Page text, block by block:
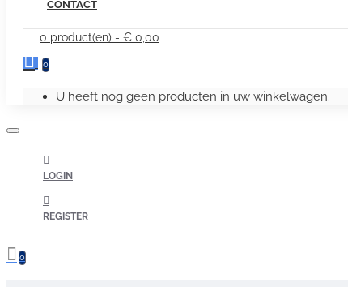
CONTACT
0 product(en) - € 0,00
0
U heeft nog geen producten in uw winkelwagen.
LOGIN
REGISTER
0